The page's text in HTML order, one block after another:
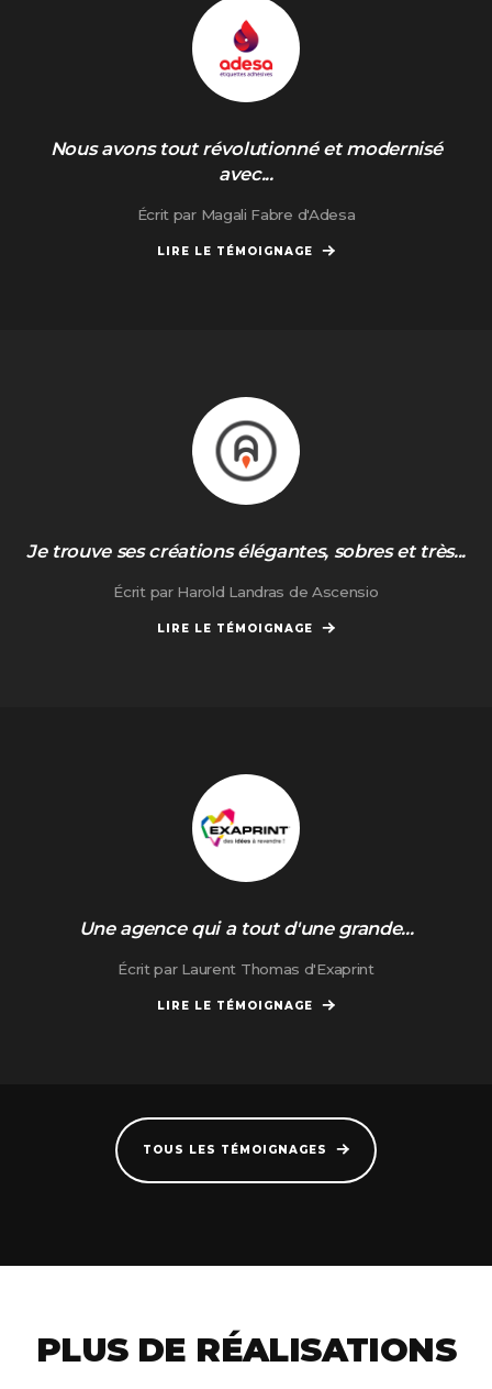
Nous avons tout révolutionné et modernisé
avec...
Écrit par Magali Fabre d'Adesa
LIRE LE TÉMOIGNAGE
Je trouve ses créations élégantes, sobres et très...
Écrit par Harold Landras de Ascensio
LIRE LE TÉMOIGNAGE
Une agence qui a tout d'une grande...
Écrit par Laurent Thomas d'Exaprint
LIRE LE TÉMOIGNAGE
TOUS LES TÉMOIGNAGES
PLUS DE RÉALISATIONS